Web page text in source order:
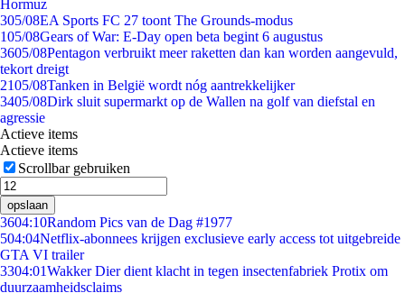
Hormuz
305/08EA Sports FC 27 toont The Grounds-modus
105/08Gears of War: E-Day open beta begint 6 augustus
3605/08Pentagon verbruikt meer raketten dan kan worden aangevuld,
tekort dreigt
2105/08Tanken in België wordt nóg aantrekkelijker
3405/08Dirk sluit supermarkt op de Wallen na golf van diefstal en
agressie
Actieve items
Actieve items
Scrollbar gebruiken
opslaan
3604:10Random Pics van de Dag #1977
504:04Netflix-abonnees krijgen exclusieve early access tot uitgebreide
GTA VI trailer
3304:01Wakker Dier dient klacht in tegen insectenfabriek Protix om
duurzaamheidsclaims